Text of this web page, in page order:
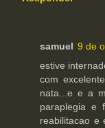
samuel 9 de
estive
com
nata...e e a
paraplegia e
reabilitacao e